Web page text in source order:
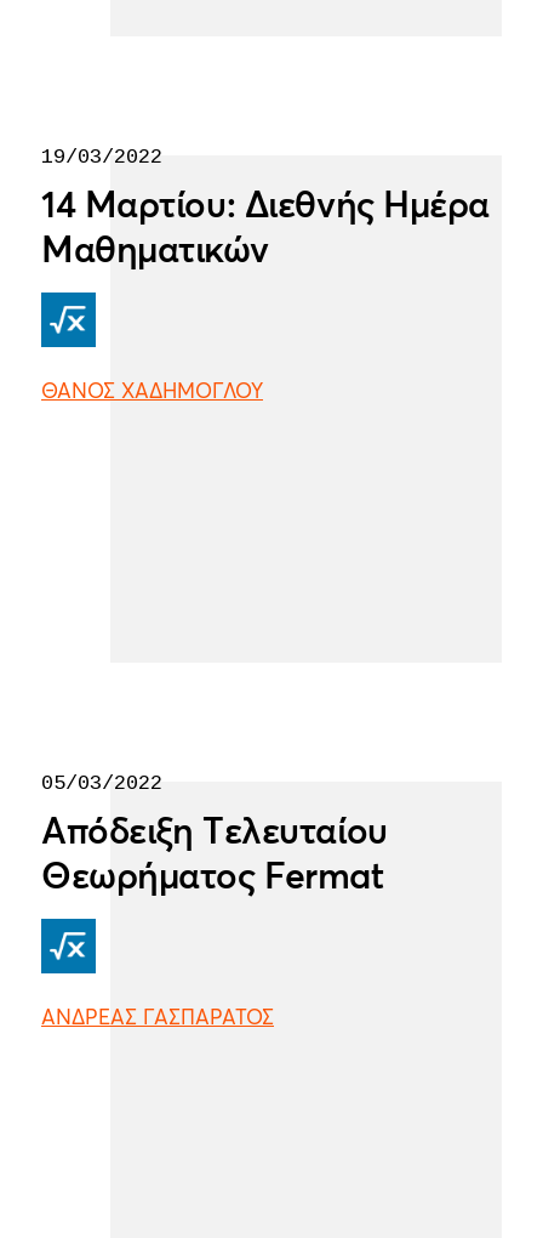
19/03/2022
14 Μαρτίου: Διεθνής Hμέρα
Μαθηματικών
ΘΑΝΟΣ ΧΑΔΗΜΟΓΛΟΥ
05/03/2022
Απόδειξη Tελευταίου
Θεωρήματος Fermat
ΑΝΔΡΕΑΣ ΓΑΣΠΑΡΑΤΟΣ